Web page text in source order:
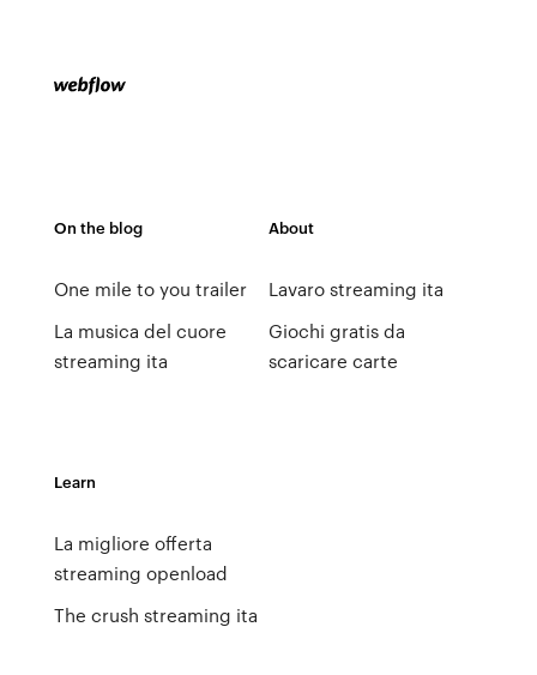
On the blog
One mile to you trailer
La musica del cuore
streaming ita
About
Lavaro streaming ita
Giochi gratis da
scaricare carte
Learn
La migliore offerta
streaming openload
The crush streaming ita